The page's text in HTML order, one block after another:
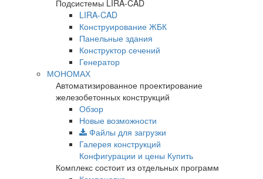
Подсистемы LIRA-CAD
LIRA-CAD
Конструирование ЖБК
Панельные здания
Конструктор сечений
Генератор
МОНОМАХ
Автоматизированное проектирование
железобетонных конструкций
Обзор
Новые возможности
Файлы для загрузки
Галерея конструкций
Конфигурации и цены Купить
Комплекс состоит из отдельных программ